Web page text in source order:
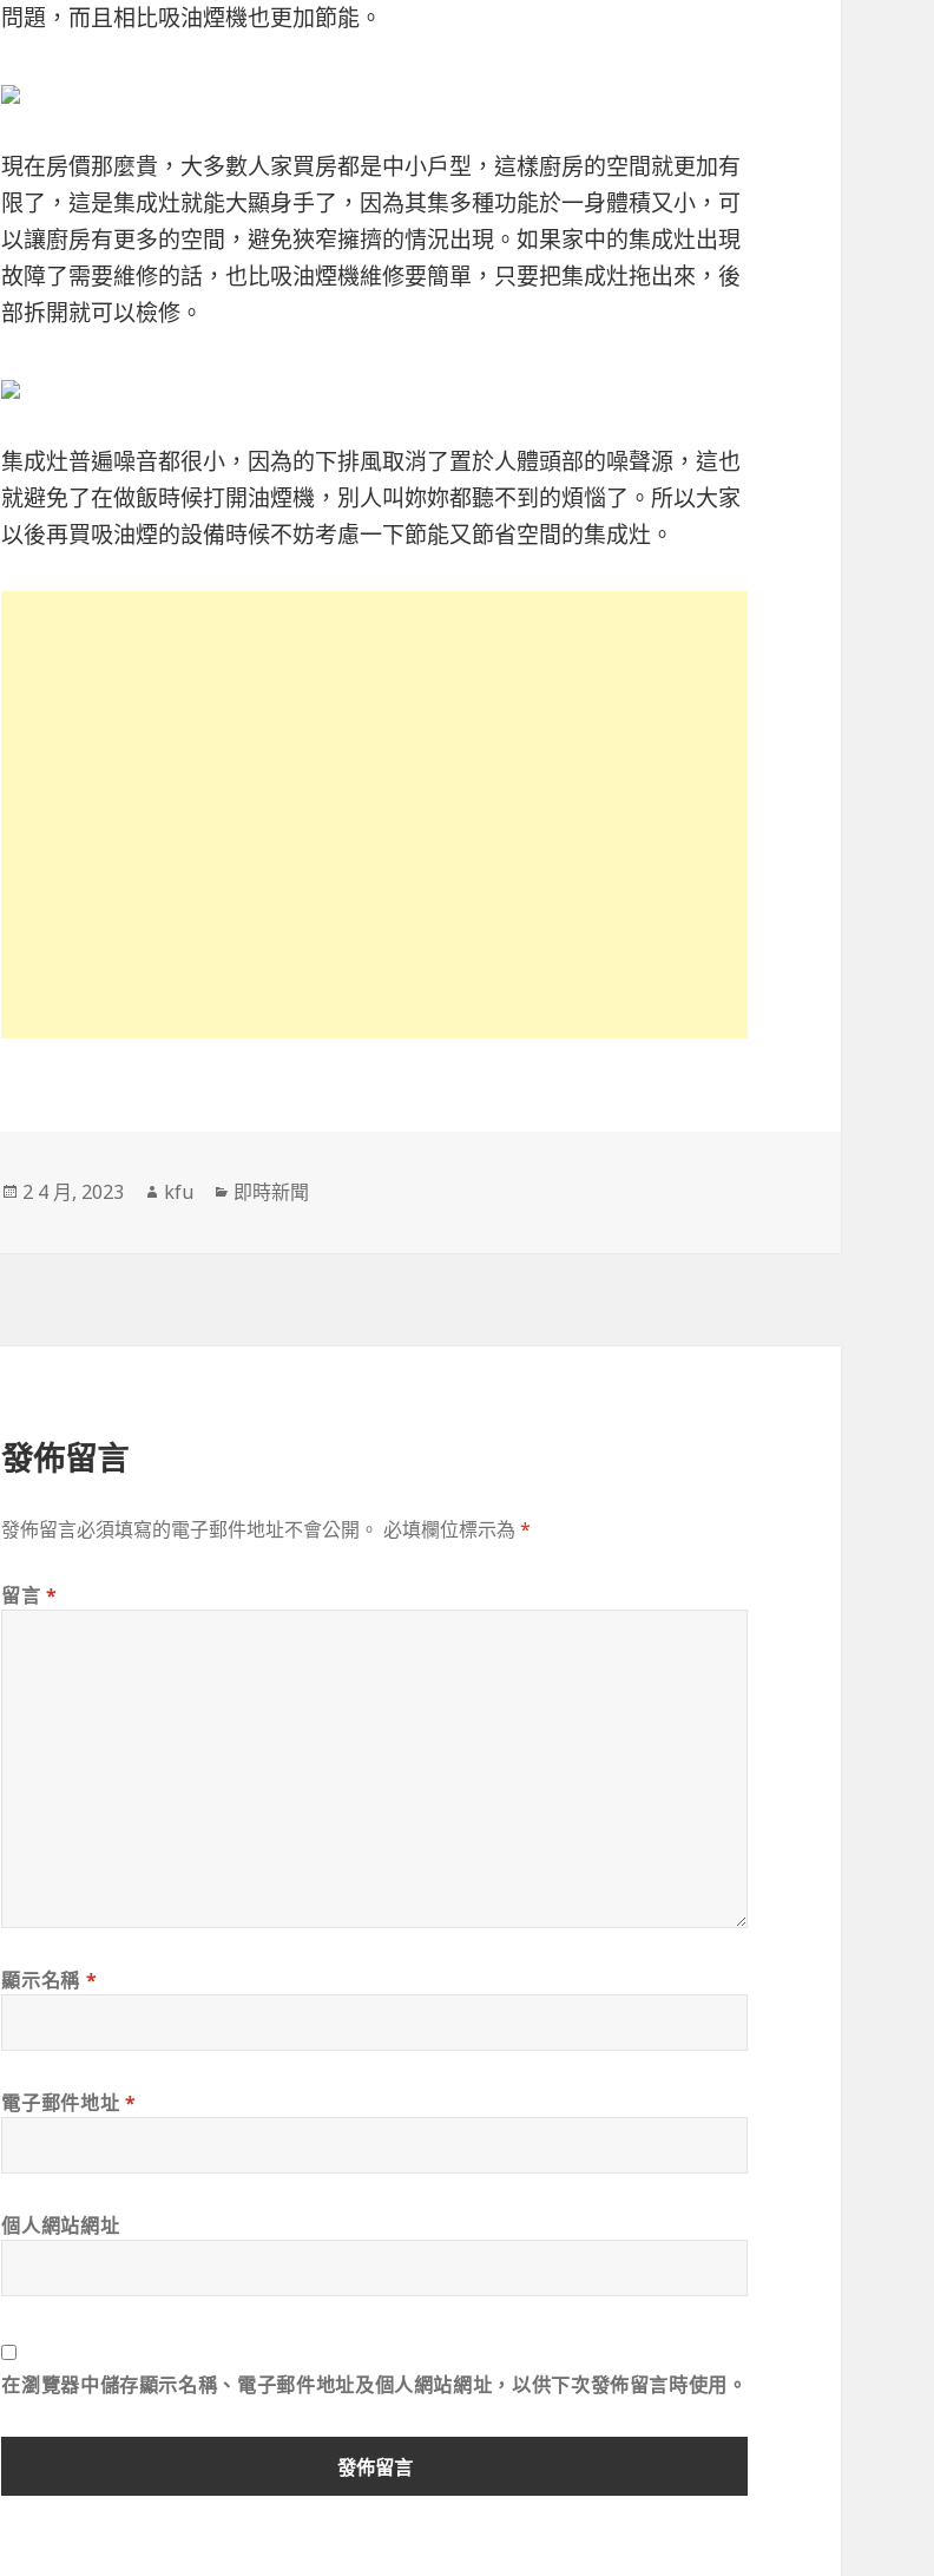
問題，而且相比吸油煙機也更加節能。
現在房價那麼貴，大多數人家買房都是中小戶型，這樣廚房的空間就更加有
限了，這是集成灶就能大顯身手了，因為其集多種功能於一身體積又小，可
以讓廚房有更多的空間，避免狹窄擁擠的情況出現。如果家中的集成灶出現
故障了需要維修的話，也比吸油煙機維修要簡單，只要把集成灶拖出來，後
部拆開就可以檢修。
集成灶普遍噪音都很小，因為的下排風取消了置於人體頭部的噪聲源，這也
就避免了在做飯時候打開油煙機，別人叫妳妳都聽不到的煩惱了。所以大家
以後再買吸油煙的設備時候不妨考慮一下節能又節省空間的集成灶。
發
2 4 月, 2023
作
kfu
分
即時新聞
發佈留言
發佈留言必須填寫的電子郵件地址不會公開。 必填欄位標示為*
留言*
顯示名稱 *
電子郵件地址 *
個人網站網址
在瀏覽器中儲存顯示名稱、電子郵件地址及個人網站網址，以供下次發佈留言時使用。